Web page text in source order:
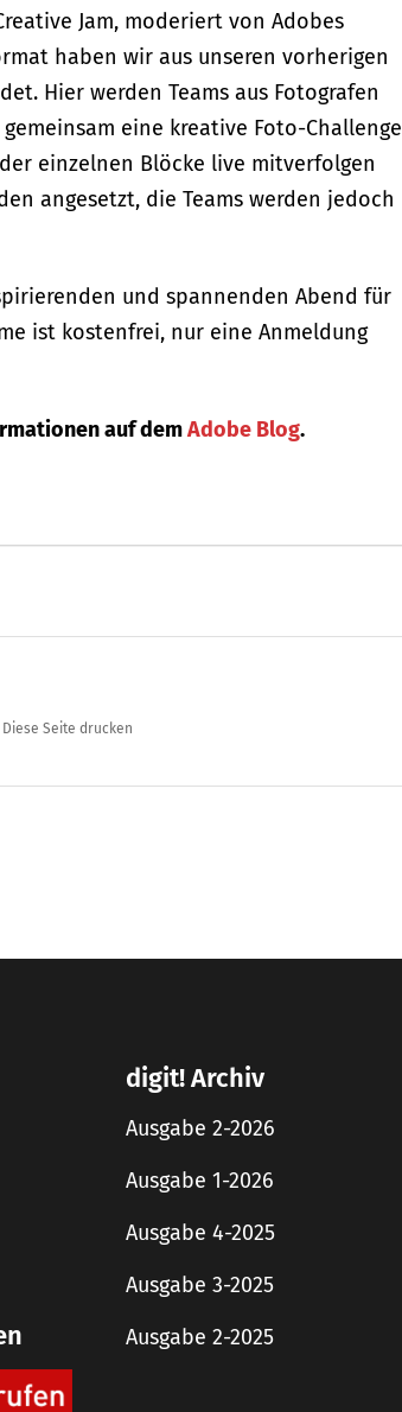
Jam, moderiert von Adobes
haben wir aus unseren vorherigen
Hier werden Teams aus Fotografen
eine kreative Foto-Challenge
einzelnen Blöcke live mitverfolgen
angesetzt, die Teams werden jedoch
und spannenden Abend für
ist kostenfrei, nur eine Anmeldung
auf demAdobe Blog.
Diese Seite drucken
digit! Archiv
Ausgabe 2-2026
Ausgabe 1-2026
Ausgabe 4-2025
Ausgabe 3-2025
Ausgabe 2-2025